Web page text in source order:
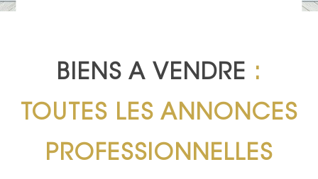
BIENS A VENDRE :
TOUTES LES ANNONCES
PROFESSIONNELLES